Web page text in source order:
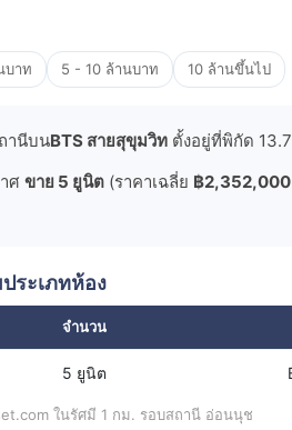
บาท 5 - 10 ล้านบาท 10 ล้านขึ้นไป
านีบนBTS สายสุขุมวิท ตั้งอยู่ที่พิกัด
ศ ขาย 5 ยูนิต (ราคาเฉลี่ย ฿2,352,000
ระเภทห้อง
จำนวน
5 ยูนิต
ในรัศมี 1 กม. รอบสถานี อ่อนนุช